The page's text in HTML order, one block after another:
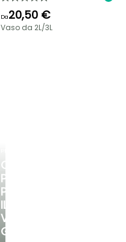
CONSIGLI
PERSONALIZZATI
PER
IL
VOSTRO
GIARDINO
Da20,50 €
Vaso da 2L/3L